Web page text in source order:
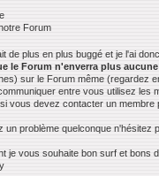
Forum
de plus en plus buggé et je l'ai
le Forum n'enverra plus
sur le Forum même (regardez
entre vous utilisez
vous devez contacter un membre
un problème quelconque n'hésitez
je vous souhaite bon surf et bons